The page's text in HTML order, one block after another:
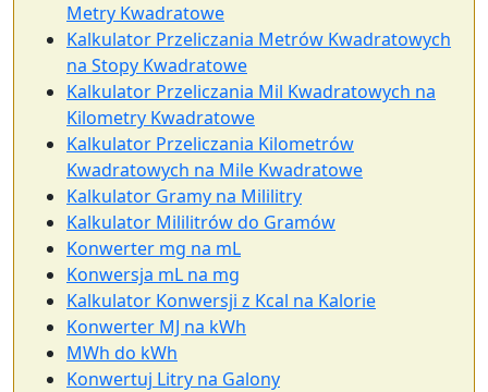
Metry Kwadratowe
Kalkulator Przeliczania Metrów Kwadratowych
na Stopy Kwadratowe
Kalkulator Przeliczania Mil Kwadratowych na
Kilometry Kwadratowe
Kalkulator Przeliczania Kilometrów
Kwadratowych na Mile Kwadratowe
Kalkulator Gramy na Mililitry
Kalkulator Mililitrów do Gramów
Konwerter mg na mL
Konwersja mL na mg
Kalkulator Konwersji z Kcal na Kalorie
Konwerter MJ na kWh
MWh do kWh
Konwertuj Litry na Galony